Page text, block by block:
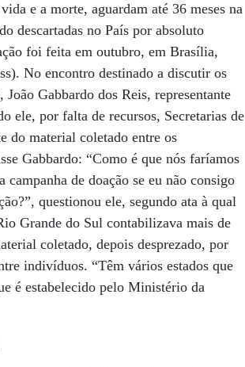
e a morte, aguardam até 36 meses na
descartadas no País por absoluto
foi feita em outubro, em Brasília,
No encontro destinado a discutir os
Gabbardo dos Reis, representante
ele, por falta de recursos, Secretarias de
do material coletado entre os
Gabbardo: “Como é que nós faríamos
campanha de doação se eu não consigo
questionou ele, segundo ata à qual
Grande do Sul contabilizava mais de
coletado, depois desprezado, por
indivíduos. “Têm vários estados que
é estabelecido pelo Ministério da